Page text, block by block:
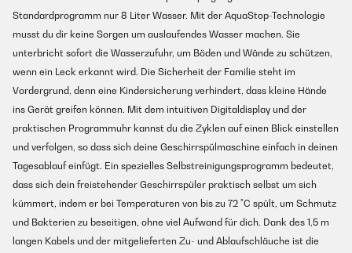
Standardprogramm nur 8 Liter Wasser. Mit der AquaStop-Technologie
musst du dir keine Sorgen um auslaufendes Wasser machen. Sie
unterbricht sofort die Wasserzufuhr, um Böden und Wände zu schützen,
wenn ein Leck erkannt wird. Die Sicherheit der Familie steht im
Vordergrund, denn eine Kindersicherung verhindert, dass kleine Hände
ins Gerät greifen können. Mit dem intuitiven Digitaldisplay und der
praktischen Programmuhr kannst du die Zyklen auf einen Blick einstellen
und verfolgen, so dass sich deine Geschirrspülmaschine einfach in deinen
Tagesablauf einfügt. Ein spezielles Selbstreinigungsprogramm bedeutet,
dass sich dein freistehender Geschirrspüler praktisch selbst um sich
kümmert, indem er bei Temperaturen von bis zu 72 °C spült, um Schmutz
und Bakterien zu beseitigen, ohne viel Aufwand für dich. Dank des 1,5 m
langen Kabels und der mitgelieferten Zu- und Ablaufschläuche ist die